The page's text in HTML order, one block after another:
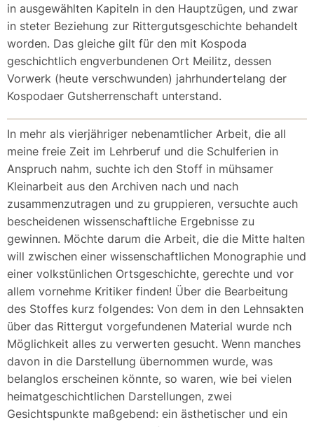
in ausgewählten Kapiteln in den Hauptzügen, und zwar
in steter Beziehung zur Rittergutsgeschichte behandelt
worden. Das gleiche gilt für den mit Kospoda
geschichtlich engverbundenen Ort Meilitz, dessen
Vorwerk (heute verschwunden) jahrhundertelang der
Kospodaer Gutsherrenschaft unterstand.
In mehr als vierjähriger nebenamtlicher Arbeit, die all
meine freie Zeit im Lehrberuf und die Schulferien in
Anspruch nahm, suchte ich den Stoff in mühsamer
Kleinarbeit aus den Archiven nach und nach
zusammenzutragen und zu gruppieren, versuchte auch
bescheidenen wissenschaftliche Ergebnisse zu
gewinnen. Möchte darum die Arbeit, die die Mitte halten
will zwischen einer wissenschaftlichen Monographie und
einer volkstünlichen Ortsgeschichte, gerechte und vor
allem vornehme Kritiker finden! Über die Bearbeitung
des Stoffes kurz folgendes: Von dem in den Lehnsakten
über das Rittergut vorgefundenen Material wurde nch
Möglichkeit alles zu verwerten gesucht. Wenn manches
davon in die Darstellung übernommen wurde, was
belanglos erscheinen könnte, so waren, wie bei vielen
heimatgeschichtlichen Darstellungen, zwei
Gesichtspunkte maßgebend: ein ästhetischer und ein